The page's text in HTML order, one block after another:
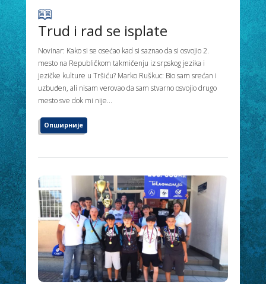
Trud i rad se isplate
Novinar: Kako si se osećao kad si saznao da si osvojio 2.
mesto na Republičkom takmičenju iz srpskog jezika i
jezičke kulture u Tršiću? Marko Ruškuc: Bio sam srećan i
uzbuđen, ali nisam verovao da sam stvarno osvojio drugo
mesto sve dok mi nije...
Опширније